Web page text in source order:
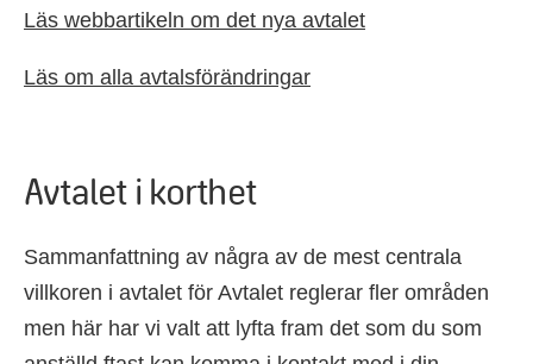
Läs webbartikeln om det nya avtalet
Läs om alla avtalsförändringar
Avtalet i korthet
Sammanfattning av några av de mest centrala
villkoren i avtalet för Avtalet reglerar fler områden
men här har vi valt att lyfta fram det som du som